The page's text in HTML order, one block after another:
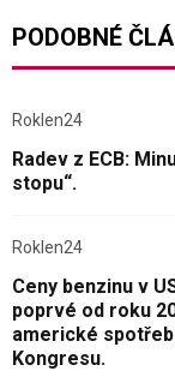
PODOBNÉ
Roklen24
Radev z ECB:
stopu“.
Roklen24
Ceny benzinu v
poprvé od roku
americké
Kongresu.